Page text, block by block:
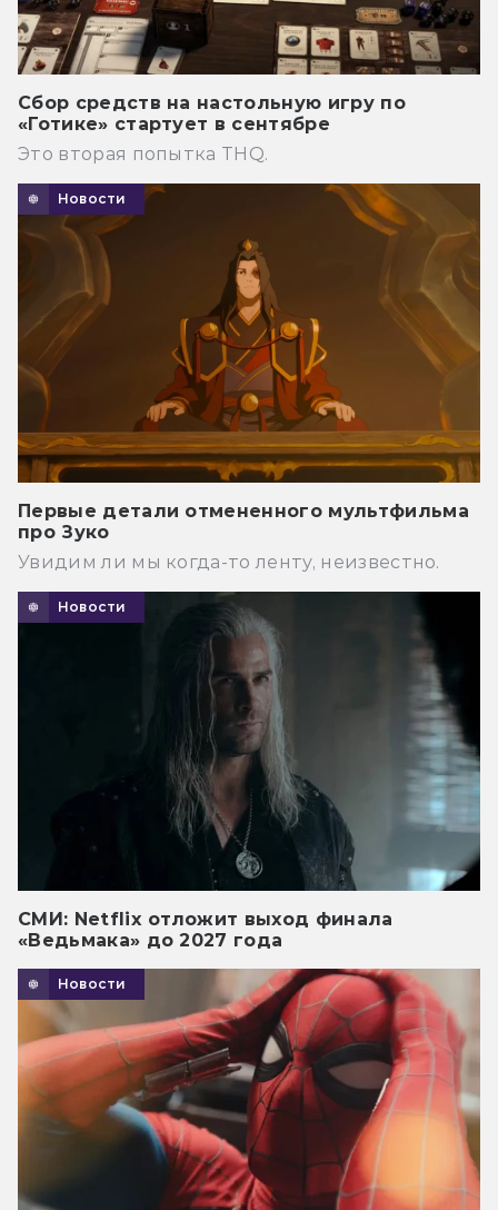
Сбор средств на настольную игру по
«Готике» стартует в сентябре
Это вторая попытка THQ.
Новости
Первые детали отмененного мультфильма
про Зуко
Увидим ли мы когда-то ленту, неизвестно.
Новости
СМИ: Netflix отложит выход финала
«Ведьмака» до 2027 года
Новости